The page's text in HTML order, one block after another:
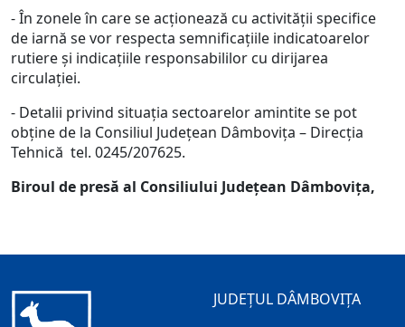
- În zonele în care se acţionează cu activităţii specifice
de iarnă se vor respecta semnificaţiile indicatoarelor
rutiere şi indicaţiile responsabililor cu dirijarea
circulaţiei.
- Detalii privind situaţia sectoarelor amintite se pot
obţine de la Consiliul Judeţean Dâmboviţa – Direcţia
Tehnică tel. 0245/207625.
Biroul de presă al Consiliului Judeţean Dâmboviţa,
JUDEȚUL DÂMBOVIȚA